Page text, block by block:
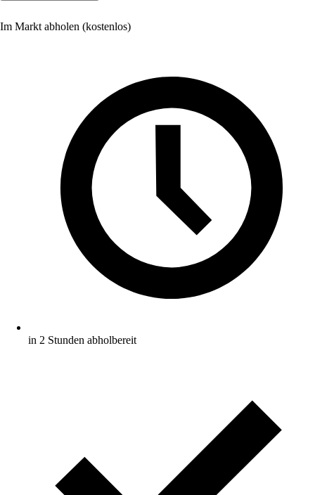
Im Markt abholen (kostenlos)
in 2 Stunden abholbereit